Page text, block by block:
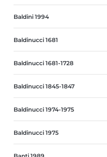
Baldini 1994
Baldinucci 1681
Baldinucci 1681-1728
Baldinucci 1845-1847
Baldinucci 1974-1975
Baldinucci 1975